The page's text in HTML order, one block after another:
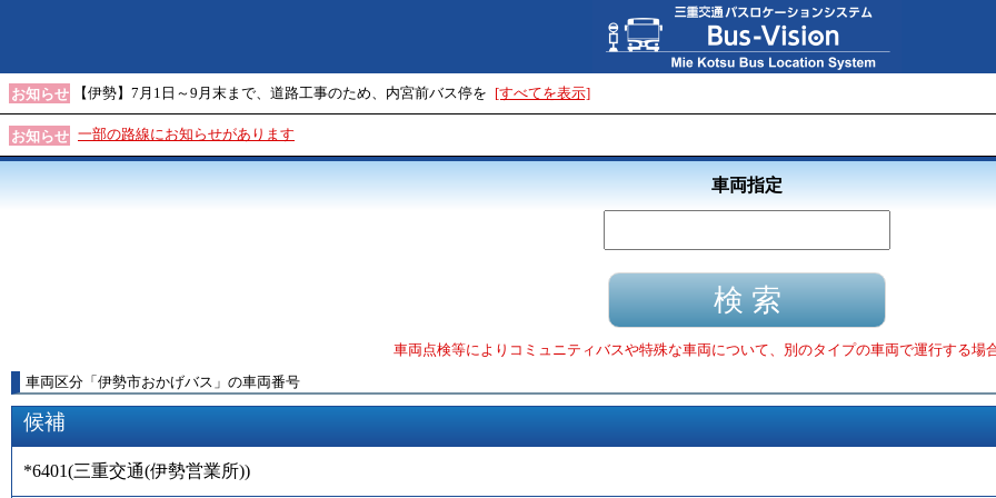
お知らせ 【伊勢】7月1日～9月末まで、道路工事のため、内宮前バス停を [すべてを表示]
お知らせ 一部の路線にお知らせがあります
車両指定
車両点検等によりコミュニティバスや特殊な車両について、別のタイプの車両で運行する場
車両区分 「 伊勢市おかげバス 」 の車両番号
候補
*6401(三重交通(伊勢営業所))